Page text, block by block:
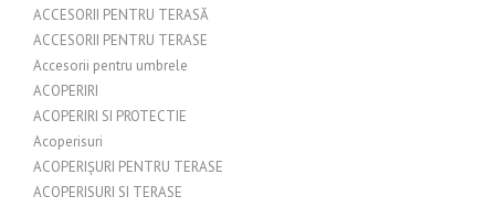
ACCESORII PENTRU TERASĂ
ACCESORII PENTRU TERASE
Accesorii pentru umbrele
ACOPERIRI
ACOPERIRI SI PROTECTIE
Acoperisuri
ACOPERIȘURI PENTRU TERASE
ACOPERISURI SI TERASE